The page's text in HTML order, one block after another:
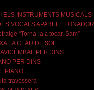
ELS INSTRUMENTS MUSICALS
VOCALS APARELL FONADOR
“Torna-la a tocar, Sam”
LA CLAU DE SOL
PER DINS
PER DINS
PIANO
travessera